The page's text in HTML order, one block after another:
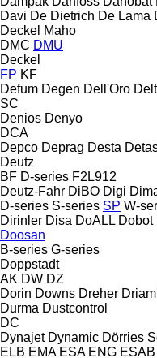
Davi De Dietrich De Lama
Deckel Maho
DMC DMU
Deckel
FP KF
Defum Degen Dell'Oro
SC
Denios Denyo
DCA
Depco Deprag Desta
Deutz
BF D-series F2L912
Deutz-Fahr DiBO Digi
D-series S-series SP W-
Dirinler Disa DoALL Dobot
Doosan
B-series G-series
Doppstadt
AK DW DZ
Dorin Downs Dreher Driam
Durma Dustcontrol
DC
Dynajet Dynamic Dörries
ELB EMA ESA ENG ESAB